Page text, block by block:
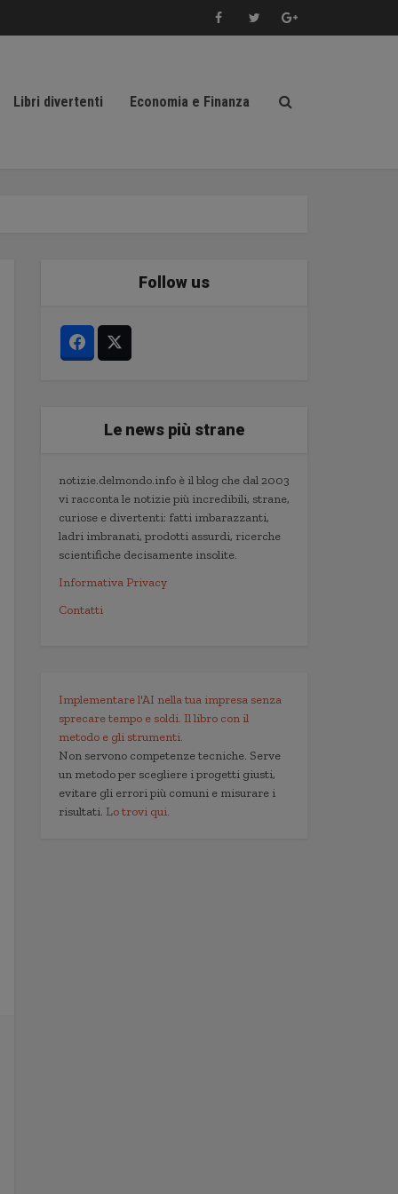
Libri divertenti Economia e Finanza
Follow us
Le news più strane
notizie.delmondo.info è il blog che dal 2003
vi racconta le notizie più incredibili, strane,
curiose e divertenti: fatti imbarazzanti,
ladri imbranati, prodotti assurdi, ricerche
scientifiche decisamente insolite.
Informativa Privacy
Contatti
Implementare l'AI nella tua impresa senza
sprecare tempo e soldi. Il libro con il
metodo e gli strumenti.
Non servono competenze tecniche. Serve
un metodo per scegliere i progetti giusti,
evitare gli errori più comuni e misurare i
risultati. Lo trovi qui.